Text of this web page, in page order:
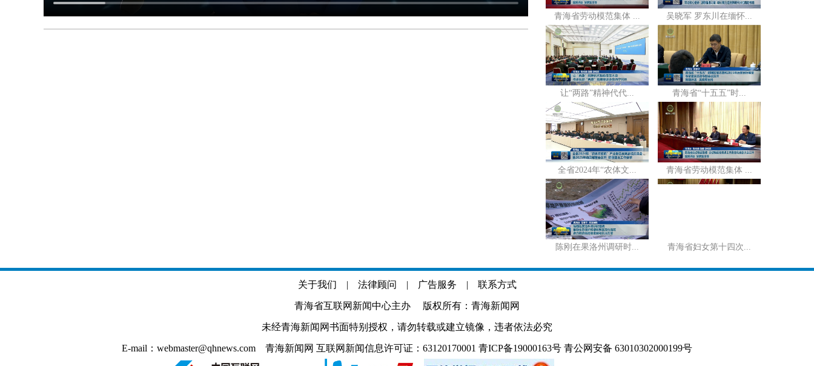
青海省劳动模范集体 ...
让“两路”精神代代...
全省2024年“农体文...
陈刚在果洛州调研时...
吴晓军 罗东川在缅怀...
青海省“十五五”时...
青海省劳动模范集体 ...
青海省妇女第十四次...
关于我们 | 法律顾问 | 广告服务 | 联系方式
青海省互联网新闻中心主办 版权所有：青海新闻网
未经青海新闻网书面特别授权，请勿转载或建立镜像，违者依法必究
E-mail：webmaster@qhnews.com 青海新闻网 互联网新闻信息许可证：63120170001 青ICP备19000163号 青公网安备 63010302000199号